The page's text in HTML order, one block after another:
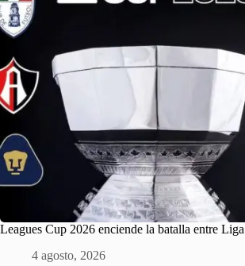
Leagues Cup 2026 enciende la batalla entre
4 agosto, 2026